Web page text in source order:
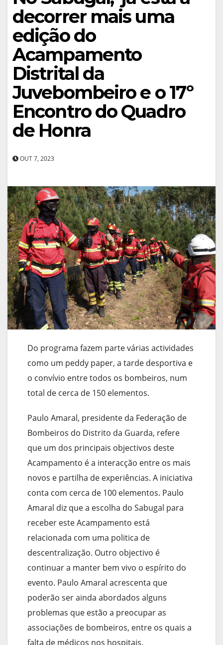
decorrer mais uma
edição do
Acampamento
Distrital da
Juvebombeiro e o 17º
Encontro do Quadro
de Honra
OUT 7, 2023
Do programa fazem parte várias actividades
como um peddy paper, a tarde desportiva e
o convívio entre todos os bombeiros, num
total de cerca de 150 elementos.
Paulo Amaral, presidente da Federação de
Bombeiros do Distrito da Guarda, refere
que um dos principais objectivos deste
Acampamento é a interacção entre os mais
novos e partilha de experiências. A iniciativa
conta com cerca de 100 elementos. Paulo
Amaral diz que a escolha do Sabugal para
receber este Acampamento está
relacionada com uma politica de
descentralização. Outro objectivo é
continuar a manter bem vivo o espírito do
evento. Paulo Amaral acrescenta que
poderão ser ainda abordados alguns
problemas que estão a preocupar as
associações de bombeiros, entre os quais a
falta de médicos nos hospitais.